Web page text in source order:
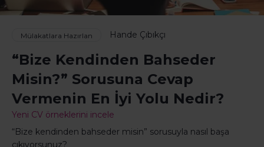
Mülakatlara Hazırlan Hande Çıbıkçı
“Bize Kendinden Bahseder
Misin?” Sorusuna Cevap
Vermenin En İyi Yolu Nedir?
Yeni CV örneklerini incele
“Bize kendinden bahseder misin” sorusuyla nasıl başa
çıkıyorsunuz?